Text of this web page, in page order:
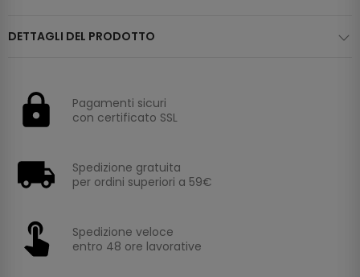
DETTAGLI DEL PRODOTTO
Pagamenti sicuri
con certificato SSL
Spedizione gratuita
per ordini superiori a 59€
Spedizione veloce
entro 48 ore lavorative